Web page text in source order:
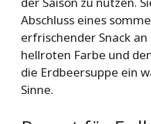
Abschluss eines
erfrischender Snack
hellroten Farbe und
die Erdbeersuppe ein
Sinne.